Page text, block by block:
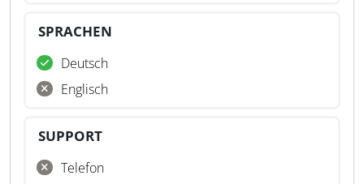
SPRACHEN
Deutsch
Englisch
SUPPORT
Telefon